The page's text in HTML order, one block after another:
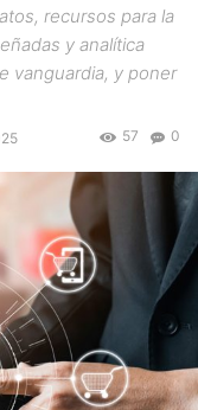
recursos para la
y analítica
vanguardia, y poner
0
57